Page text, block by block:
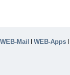
WEB-Mail | WEB-Apps |